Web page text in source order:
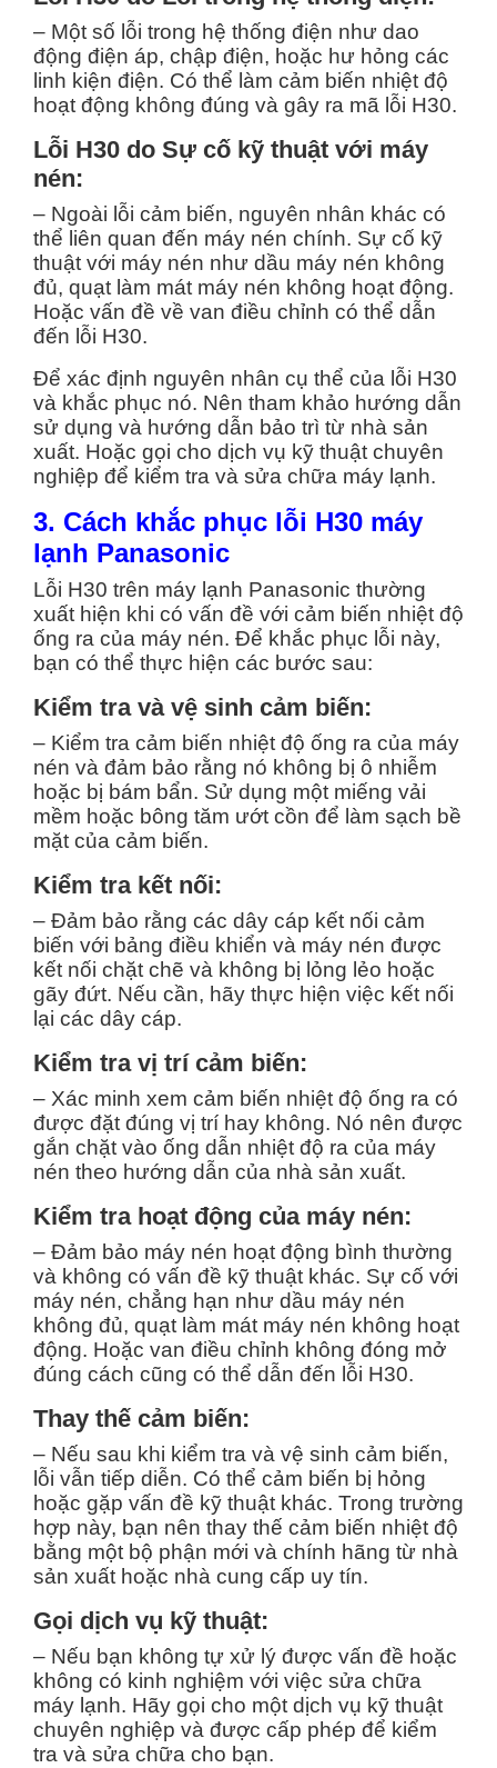
– Một số lỗi trong hệ thống điện như dao
động điện áp, chập điện, hoặc hư hỏng các
linh kiện điện. Có thể làm cảm biến nhiệt độ
hoạt động không đúng và gây ra mã lỗi H30.
Lỗi H30 do Sự cố kỹ thuật với máy
nén:
– Ngoài lỗi cảm biến, nguyên nhân khác có
thể liên quan đến máy nén chính. Sự cố kỹ
thuật với máy nén như dầu máy nén không
đủ, quạt làm mát máy nén không hoạt động.
Hoặc vấn đề về van điều chỉnh có thể dẫn
đến lỗi H30.
Để xác định nguyên nhân cụ thể của lỗi H30
và khắc phục nó. Nên tham khảo hướng dẫn
sử dụng và hướng dẫn bảo trì từ nhà sản
xuất. Hoặc gọi cho dịch vụ kỹ thuật chuyên
nghiệp để kiểm tra và sửa chữa máy lạnh.
3. Cách khắc phục lỗi H30 máy
lạnh Panasonic
Lỗi H30 trên máy lạnh Panasonic thường
xuất hiện khi có vấn đề với cảm biến nhiệt độ
ống ra của máy nén. Để khắc phục lỗi này,
bạn có thể thực hiện các bước sau:
Kiểm tra và vệ sinh cảm biến:
– Kiểm tra cảm biến nhiệt độ ống ra của máy
nén và đảm bảo rằng nó không bị ô nhiễm
hoặc bị bám bẩn. Sử dụng một miếng vải
mềm hoặc bông tăm ướt cồn để làm sạch bề
mặt của cảm biến.
Kiểm tra kết nối:
– Đảm bảo rằng các dây cáp kết nối cảm
biến với bảng điều khiển và máy nén được
kết nối chặt chẽ và không bị lỏng lẻo hoặc
gãy đứt. Nếu cần, hãy thực hiện việc kết nối
lại các dây cáp.
Kiểm tra vị trí cảm biến:
– Xác minh xem cảm biến nhiệt độ ống ra có
được đặt đúng vị trí hay không. Nó nên được
gắn chặt vào ống dẫn nhiệt độ ra của máy
nén theo hướng dẫn của nhà sản xuất.
Kiểm tra hoạt động của máy nén:
– Đảm bảo máy nén hoạt động bình thường
và không có vấn đề kỹ thuật khác. Sự cố với
máy nén, chẳng hạn như dầu máy nén
không đủ, quạt làm mát máy nén không hoạt
động. Hoặc van điều chỉnh không đóng mở
đúng cách cũng có thể dẫn đến lỗi H30.
Thay thế cảm biến:
– Nếu sau khi kiểm tra và vệ sinh cảm biến,
lỗi vẫn tiếp diễn. Có thể cảm biến bị hỏng
hoặc gặp vấn đề kỹ thuật khác. Trong trường
hợp này, bạn nên thay thế cảm biến nhiệt độ
bằng một bộ phận mới và chính hãng từ nhà
sản xuất hoặc nhà cung cấp uy tín.
Gọi dịch vụ kỹ thuật:
– Nếu bạn không tự xử lý được vấn đề hoặc
không có kinh nghiệm với việc sửa chữa
máy lạnh. Hãy gọi cho một dịch vụ kỹ thuật
chuyên nghiệp và được cấp phép để kiểm
tra và sửa chữa cho bạn.